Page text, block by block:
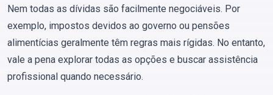
Nem todas as dívidas são facilmente negociáveis. Por
exemplo, impostos devidos ao governo ou pensões
alimentícias geralmente têm regras mais rígidas. No entanto,
vale a pena explorar todas as opções e buscar assistência
profissional quando necessário.